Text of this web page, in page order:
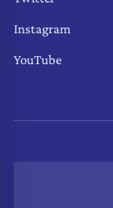
Instagram
YouTube